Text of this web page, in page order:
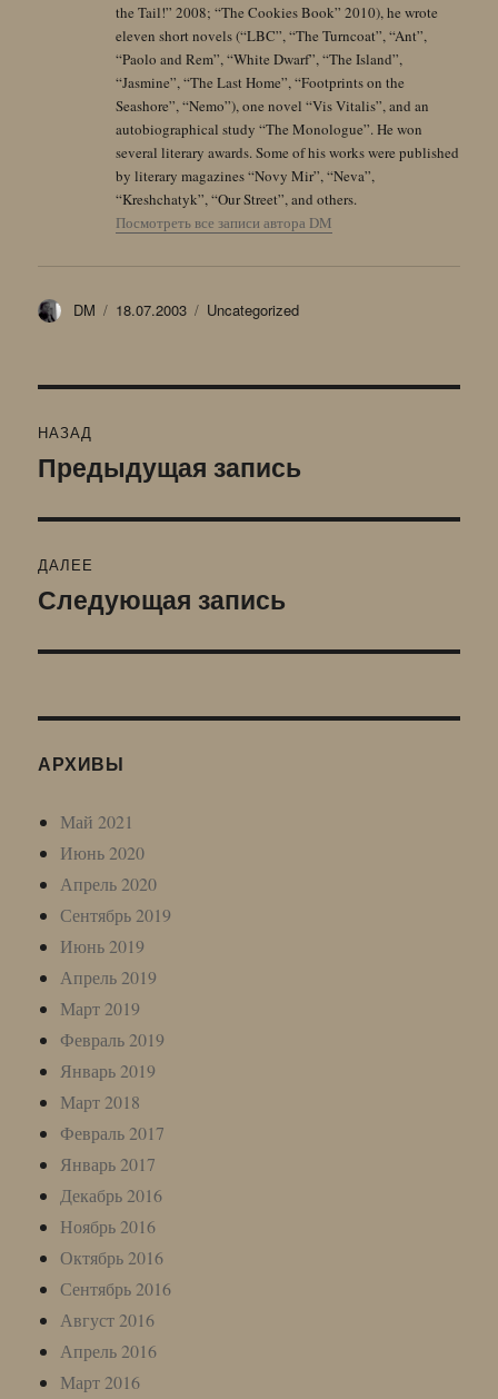
the Tail!” 2008; “The Cookies Book” 2010), he wrote
eleven short novels (“LBC”, “The Turncoat”, “Ant”,
“Paolo and Rem”, “White Dwarf”, “The Island”,
“Jasmine”, “The Last Home”, “Footprints on the
Seashore”, “Nemo”), one novel “Vis Vitalis”, and an
autobiographical study “The Monologue”. He won
several literary awards. Some of his works were published
by literary magazines “Novy Mir”, “Neva”,
“Kreshchatyk”, “Our Street”, and others.
Посмотреть все записи автора DM
Автор
DM Опубликовано
18.07.2003 Рубрики
Uncategorized
по
НАЗАД
Предыдущая
Предыдущая запись
ДАЛЕЕ
Следующая
Следующая запись
АРХИВЫ
Май 2021
Июнь 2020
Апрель 2020
Сентябрь 2019
Июнь 2019
Апрель 2019
Март 2019
Февраль 2019
Январь 2019
Март 2018
Февраль 2017
Январь 2017
Декабрь 2016
Ноябрь 2016
Октябрь 2016
Сентябрь 2016
Август 2016
Апрель 2016
Март 2016